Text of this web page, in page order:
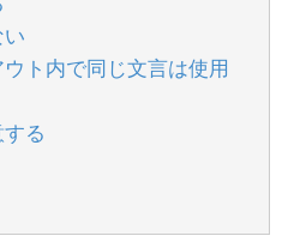
ト内で同じ文言は使用
る